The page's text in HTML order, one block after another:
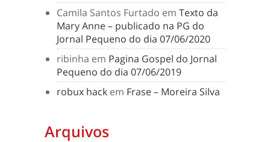
Camila Santos Furtado em Texto da
Mary Anne – publicado na PG do
Jornal Pequeno do dia 07/06/2020
ribinha em Pagina Gospel do Jornal
Pequeno do dia 07/06/2019
robux hack em Frase – Moreira Silva
Arquivos